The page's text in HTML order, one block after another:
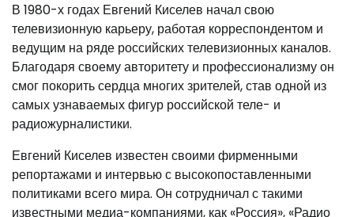
В 1980-х годах Евгений Киселев начал свою
телевизионную карьеру, работая корреспондентом и
ведущим на ряде российских телевизионных каналов.
Благодаря своему авторитету и профессионализму он
смог покорить сердца многих зрителей, став одной из
самых узнаваемых фигур российской теле- и
радиожурналистики.
Евгений Киселев известен своими фирменными
репортажами и интервью с высокопоставленными
политиками всего мира. Он сотрудничал с такими
известными медиа-компаниями, как «Россия», «Радио